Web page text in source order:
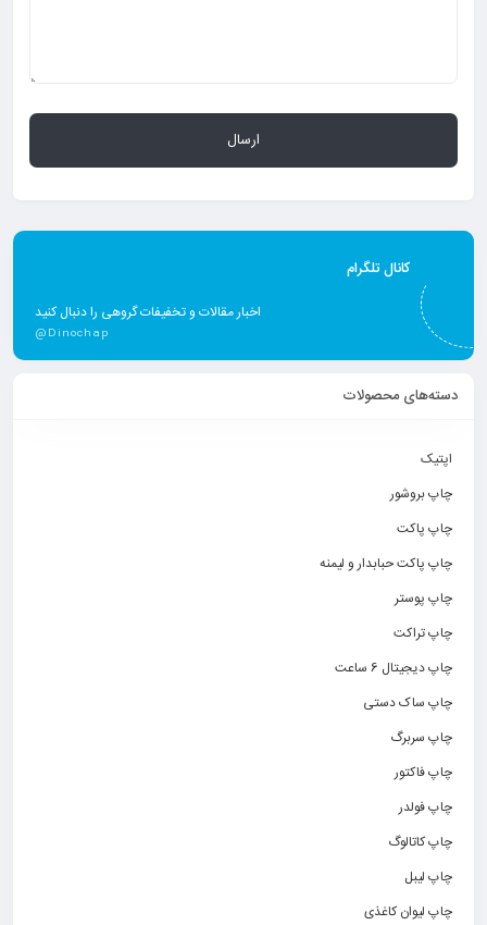
کانال تلگرام
اخبار مقالات و تخفیفات گروهی را دنبال کنید
@Dinochap
دسته‌های محصولات
اپتیک
چاپ بروشور
چاپ پاکت
چاپ پاکت حبابدار و لیمنه
چاپ پوستر
چاپ تراکت
چاپ دیجیتال 6 ساعت
چاپ ساک دستی
چاپ سربرگ
چاپ فاکتور
چاپ فولدر
چاپ کاتالوگ
چاپ لیبل
چاپ لیوان کاغذی